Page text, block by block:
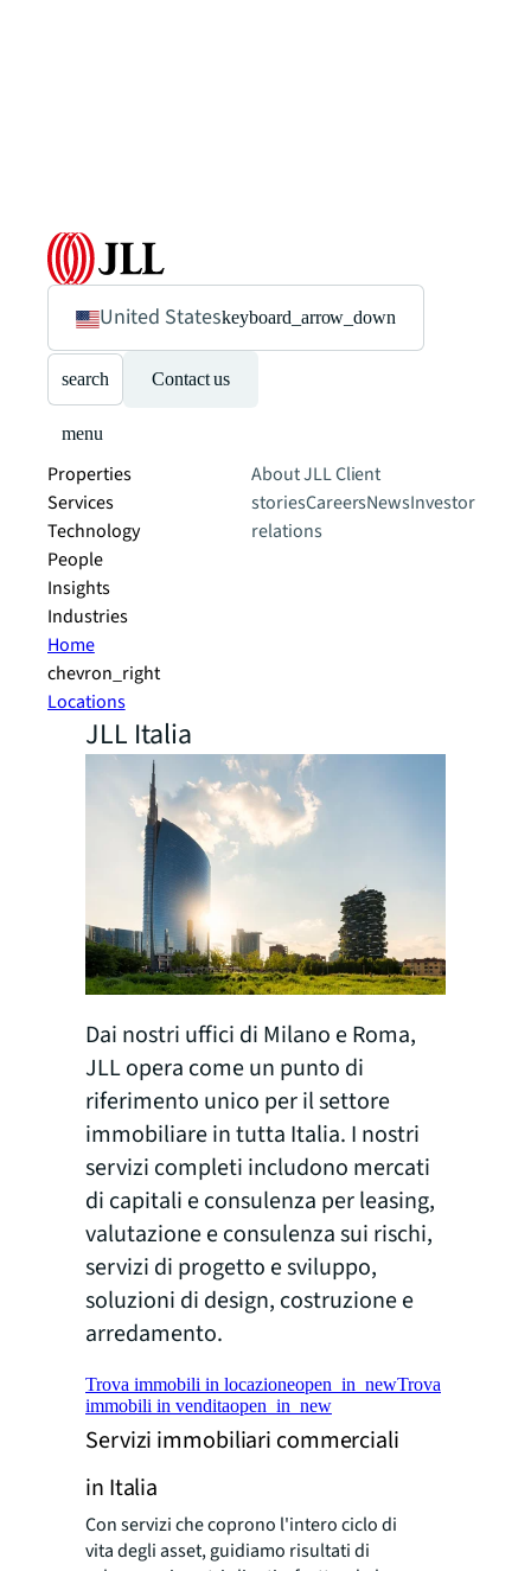
United Stateskeyboard_arrow_down
search Contact us
menu
Properties
Services
Technology
People
Insights
Industries
About JLLClient
storiesCareersNewsInvestor
relations
Home
chevron_right
Locations
JLL Italia
Dai nostri uffici di Milano e Roma,
JLL opera come un punto di
riferimento unico per il settore
immobiliare in tutta Italia. I nostri
servizi completi includono mercati
di capitali e consulenza per leasing,
valutazione e consulenza sui rischi,
servizi di progetto e sviluppo,
soluzioni di design, costruzione e
arredamento.
Trova immobili in locazioneopen_in_newTrova
immobili in venditaopen_in_new
Servizi immobiliari commerciali
in Italia
Con servizi che coprono l'intero ciclo di
vita degli asset, guidiamo risultati di